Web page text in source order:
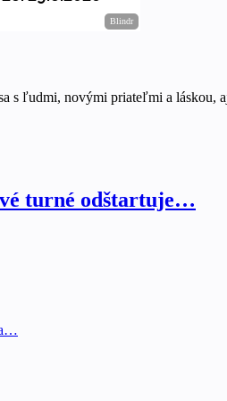
s ľudmi, novými priateľmi a láskou,
turné odštartuje…